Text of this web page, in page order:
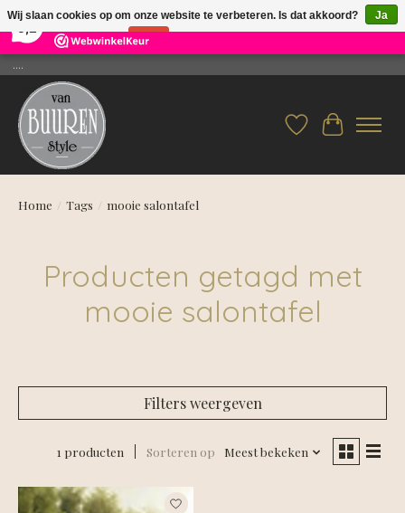
26 Reviews ×
....
Verlanglijst
Home / Tags / mooie salontafel
Producten getagd met
mooie salontafel
Filters weergeven
1 producten Sorteren op Meest bekeken
Wij slaan cookies op om onze website te verbeteren. Is dat akkoord?
Ja
Nee